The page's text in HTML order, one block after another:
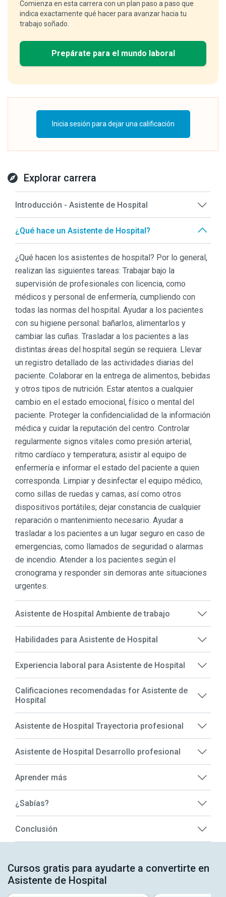
Comienza en esta carrera con un plan paso a paso que
indica exactamente qué hacer para avanzar hacia tu
trabajo soñado.
Prepárate para el mundo laboral
Inicia sesión para dejar una calificación
Explorar carrera
Introducción - Asistente de Hospital
¿Qué hace un Asistente de Hospital?
¿Qué hacen los asistentes de hospital? Por lo general,
realizan las siguientes tareas: Trabajar bajo la
supervisión de profesionales con licencia, como
médicos y personal de enfermería, cumpliendo con
todas las normas del hospital. Ayudar a los pacientes
con su higiene personal: bañarlos, alimentarlos y
cambiar las cuñas. Trasladar a los pacientes a las
distintas áreas del hospital según se requiera. Llevar
un registro detallado de las actividades diarias del
paciente. Colaborar en la entrega de alimentos, bebidas
y otros tipos de nutrición. Estar atentos a cualquier
cambio en el estado emocional, físico o mental del
paciente. Proteger la confidencialidad de la información
médica y cuidar la reputación del centro. Controlar
regularmente signos vitales como presión arterial,
ritmo cardíaco y temperatura; asistir al equipo de
enfermería e informar el estado del paciente a quien
corresponda. Limpiar y desinfectar el equipo médico,
como sillas de ruedas y camas, así como otros
dispositivos portátiles; dejar constancia de cualquier
reparación o mantenimiento necesario. Ayudar a
trasladar a los pacientes a un lugar seguro en caso de
emergencias, como llamados de seguridad o alarmas
de incendio. Atender a los pacientes según el
cronograma y responder sin demoras ante situaciones
urgentes.
Asistente de Hospital Ambiente de trabajo
Habilidades para Asistente de Hospital
Experiencia laboral para Asistente de Hospital
Calificaciones recomendadas for Asistente de
Hospital
Asistente de Hospital Trayectoria profesional
Asistente de Hospital Desarrollo profesional
Aprender más
¿Sabías?
Conclusión
Cursos gratis para ayudarte a convertirte en
Asistente de Hospital